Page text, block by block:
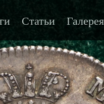
Статьи Галерея